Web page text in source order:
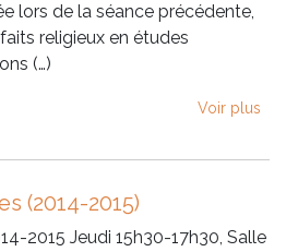
lors de la séance précédente,
religieux en études
(…)
Voir plus
(2014-2015)
2015 Jeudi 15h30-17h30, Salle